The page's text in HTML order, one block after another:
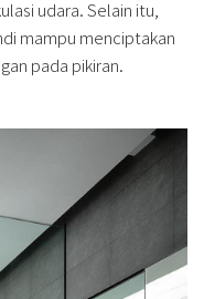
udara. Selain itu,
mampu menciptakan
pada pikiran.